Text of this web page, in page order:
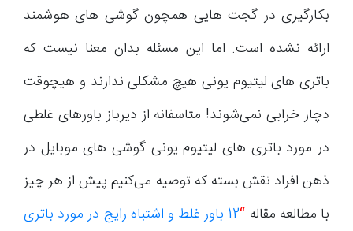
بکارگیری در گجت هایی همچون گوشی های هوشمند
ارائه نشده است. اما این مسئله بدان معنا نیست که
باتری های لیتیوم یونی هیچ مشکلی ندارند و هیچوقت
دچار خرابی نمی‌شوند! متاسفانه از دیرباز باورهای غلطی
در مورد باتری های لیتیوم یونی گوشی های موبایل در
ذهن افراد نقش بسته که توصیه می‌کنیم پیش از هر چیز
با مطالعه مقاله “
12 باور غلط و اشتباه رایج در مورد باتری